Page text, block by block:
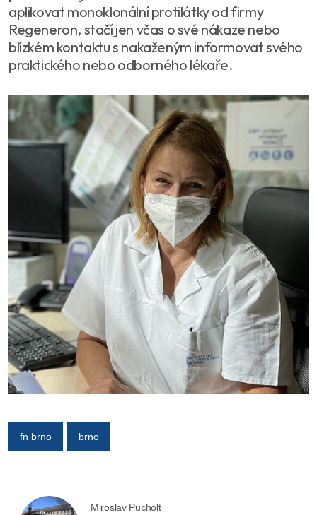
aplikovat monoklonální protilátky od firmy
Regeneron, stačí jen včas o své nákaze nebo
blízkém kontaktu s nakaženým informovat svého
praktického nebo odborného lékaře.
fn brno brno
Miroslav Pucholt